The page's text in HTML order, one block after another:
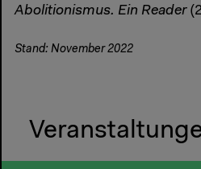
Abolitionismus. Ein Reader
Stand: November 2022